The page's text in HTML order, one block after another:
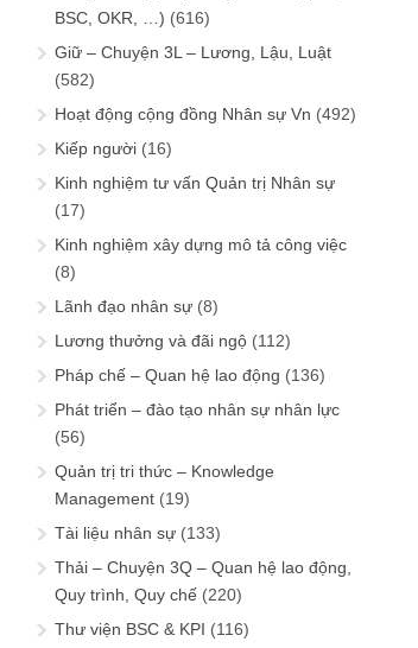
BSC, OKR, …) (616)
Giữ – Chuyện 3L – Lương, Lậu, Luật
(582)
Hoạt động cộng đồng Nhân sự Vn (492)
Kiếp người (16)
Kinh nghiệm tư vấn Quản trị Nhân sự
(17)
Kinh nghiệm xây dựng mô tả công việc
(8)
Lãnh đạo nhân sự (8)
Lương thưởng và đãi ngộ (112)
Pháp chế – Quan hệ lao động (136)
Phát triển – đào tạo nhân sự nhân lực
(56)
Quản trị tri thức – Knowledge
Management (19)
Tài liệu nhân sự (133)
Thải – Chuyện 3Q – Quan hệ lao động,
Quy trình, Quy chế (220)
Thư viện BSC & KPI (116)